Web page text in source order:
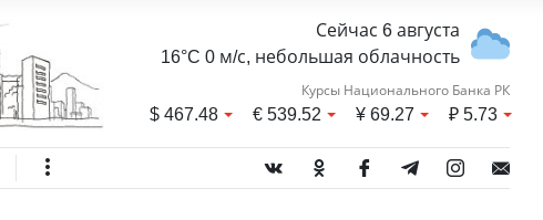
Сейчас 6 августа
16°C 0 м/с, небольшая облачность
Курсы Национального Банка РК
$467.48 €539.52 ¥69.27 ₽5.73